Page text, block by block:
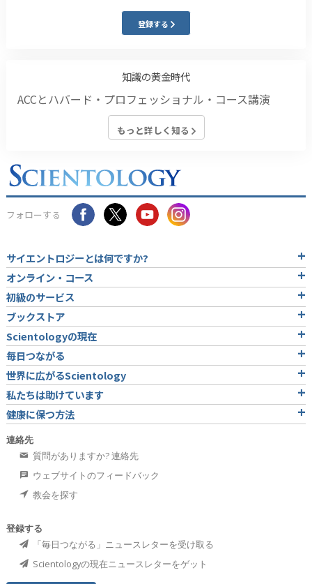
登録する
知識の黄金時代
ACCとハバード・プロフェッショナル・コース講演
もっと詳しく知る
フォローする
サイエントロジーとは何ですか?
オンライン・コース
初級のサービス
ブックストア
Scientologyの現在
毎日つながる
世界に広がるScientology
私たちは助けています
健康に保つ方法
連絡先
質問がありますか? 連絡先
ウェブサイトのフィードバック
教会を探す
登録する
「毎日つながる」ニュースレターを受け取る
Scientologyの現在ニュースレターをゲット